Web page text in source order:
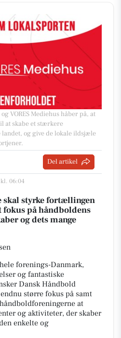
VORES Mediehus håber på, at
at skabe et stærkere
og give de lokale ildsjæle
Del artikel
06:04
skal styrke fortællingen
fokus på håndboldens
og dets mange
forenings-Danmark,
og fantastiske
Dansk Håndbold
større fokus på samt
at
og aktiviteter, der skaber
enkelte og